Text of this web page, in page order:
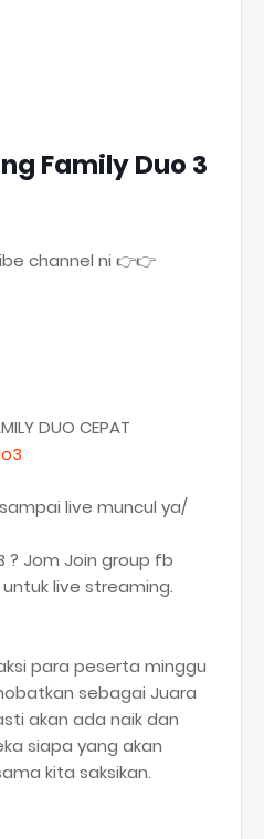
Family Duo 3
channel ni 👉👉
DUO CEPAT
live muncul ya/
? Jom Join group fb
untuk live streaming.
para peserta minggu
sebagai Juara
akan ada naik dan
siapa yang akan
kita saksikan.